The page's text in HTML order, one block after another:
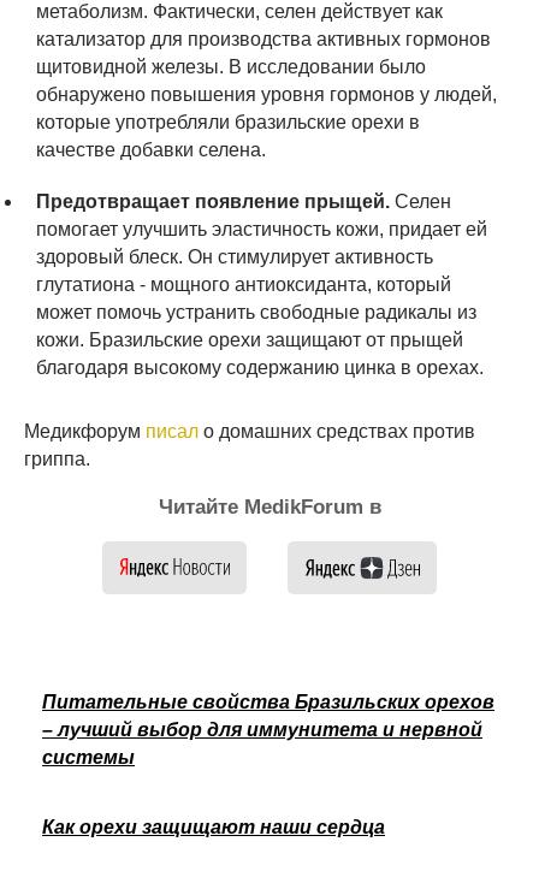
метаболизм. Фактически, селен действует как
катализатор для производства активных гормонов
щитовидной железы. В исследовании было
обнаружено повышения уровня гормонов у людей,
которые употребляли бразильские орехи в
качестве добавки селена.
Предотвращает появление прыщей. Селен
помогает улучшить эластичность кожи, придает ей
здоровый блеск. Он стимулирует активность
глутатиона - мощного антиоксиданта, который
может помочь устранить свободные радикалы из
кожи. Бразильские орехи защищают от прыщей
благодаря высокому содержанию цинка в орехах.
Медикфорум писал о домашних средствах против
гриппа.
Читайте MedikForum в
Питательные свойства Бразильских орехов
– лучший выбор для иммунитета и нервной
системы
Как орехи защищают наши сердца